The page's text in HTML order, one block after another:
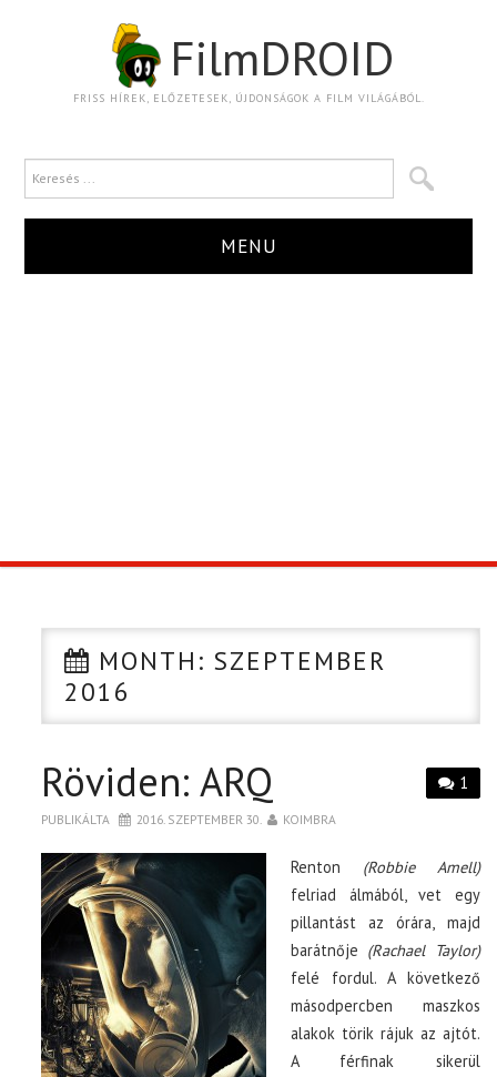
FilmDROID
FRISS HÍREK, ELŐZETESEK, ÚJDONSÁGOK A FILM VILÁGÁBÓL.
MENU
CIKK MONTH:SZEPTEMBER
2016
1
Röviden: ARQ
PUBLIKÁLTA 2016. SZEPTEMBER 30. KOIMBRA
Renton (Robbie Amell)
felriad álmából, vet egy
pillantást az órára, majd
barátnője (Rachael Taylor)
felé fordul. A következő
másodpercben maszkos
alakok törik rájuk az ajtót.
A férfinak sikerül